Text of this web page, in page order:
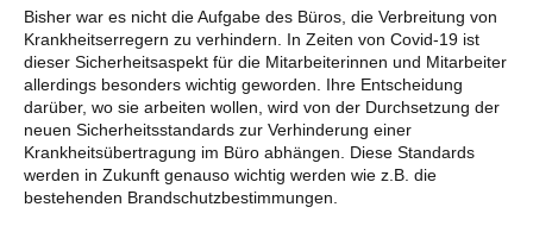
Bisher war es nicht die Aufgabe des Büros, die Verbreitung von
Krankheitserregern zu verhindern. In Zeiten von Covid-19 ist
dieser Sicherheitsaspekt für die Mitarbeiterinnen und Mitarbeiter
allerdings besonders wichtig geworden. Ihre Entscheidung
darüber, wo sie arbeiten wollen, wird von der Durchsetzung der
neuen Sicherheitsstandards zur Verhinderung einer
Krankheitsübertragung im Büro abhängen. Diese Standards
werden in Zukunft genauso wichtig werden wie z.B. die
bestehenden Brandschutzbestimmungen.